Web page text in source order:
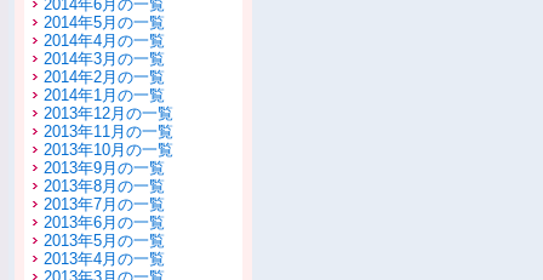
2014年6月の一覧
2014年5月の一覧
2014年4月の一覧
2014年3月の一覧
2014年2月の一覧
2014年1月の一覧
2013年12月の一覧
2013年11月の一覧
2013年10月の一覧
2013年9月の一覧
2013年8月の一覧
2013年7月の一覧
2013年6月の一覧
2013年5月の一覧
2013年4月の一覧